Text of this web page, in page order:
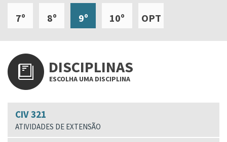
7º 8º 9º 10º OPT
DISCIPLINAS
ESCOLHA UMA DISCIPLINA
CIV 321
ATIVIDADES DE EXTENSÃO